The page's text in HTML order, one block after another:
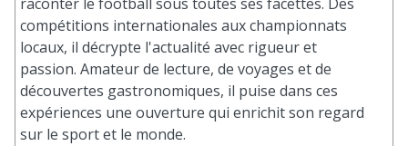
compétitions internationales aux championnats
locaux, il décrypte l'actualité avec rigueur et
passion. Amateur de lecture, de voyages et de
découvertes gastronomiques, il puise dans ces
expériences une ouverture qui enrichit son regard
sur le sport et le monde.